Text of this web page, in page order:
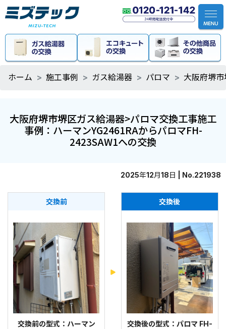
ホーム 施工事例 ガス給湯器 パロマ 大阪府堺
大阪府堺市堺区ガス給湯器>パロマ交換工事施工
事例：ハーマンYG2461RAからパロマFH-
2423SAW1への交換
2025年12月18日 | No.221938
交換前
交換前の型式：ハーマン
交換後
交換後の型式：パロマ FH-